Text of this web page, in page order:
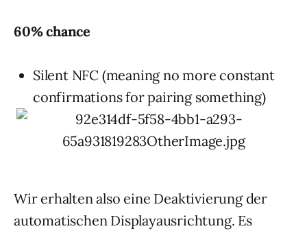
60% chance
Silent NFC (meaning no more constant
confirmations for pairing something)
Wir erhalten also eine Deaktivierung der
automatischen Displayausrichtung. Es